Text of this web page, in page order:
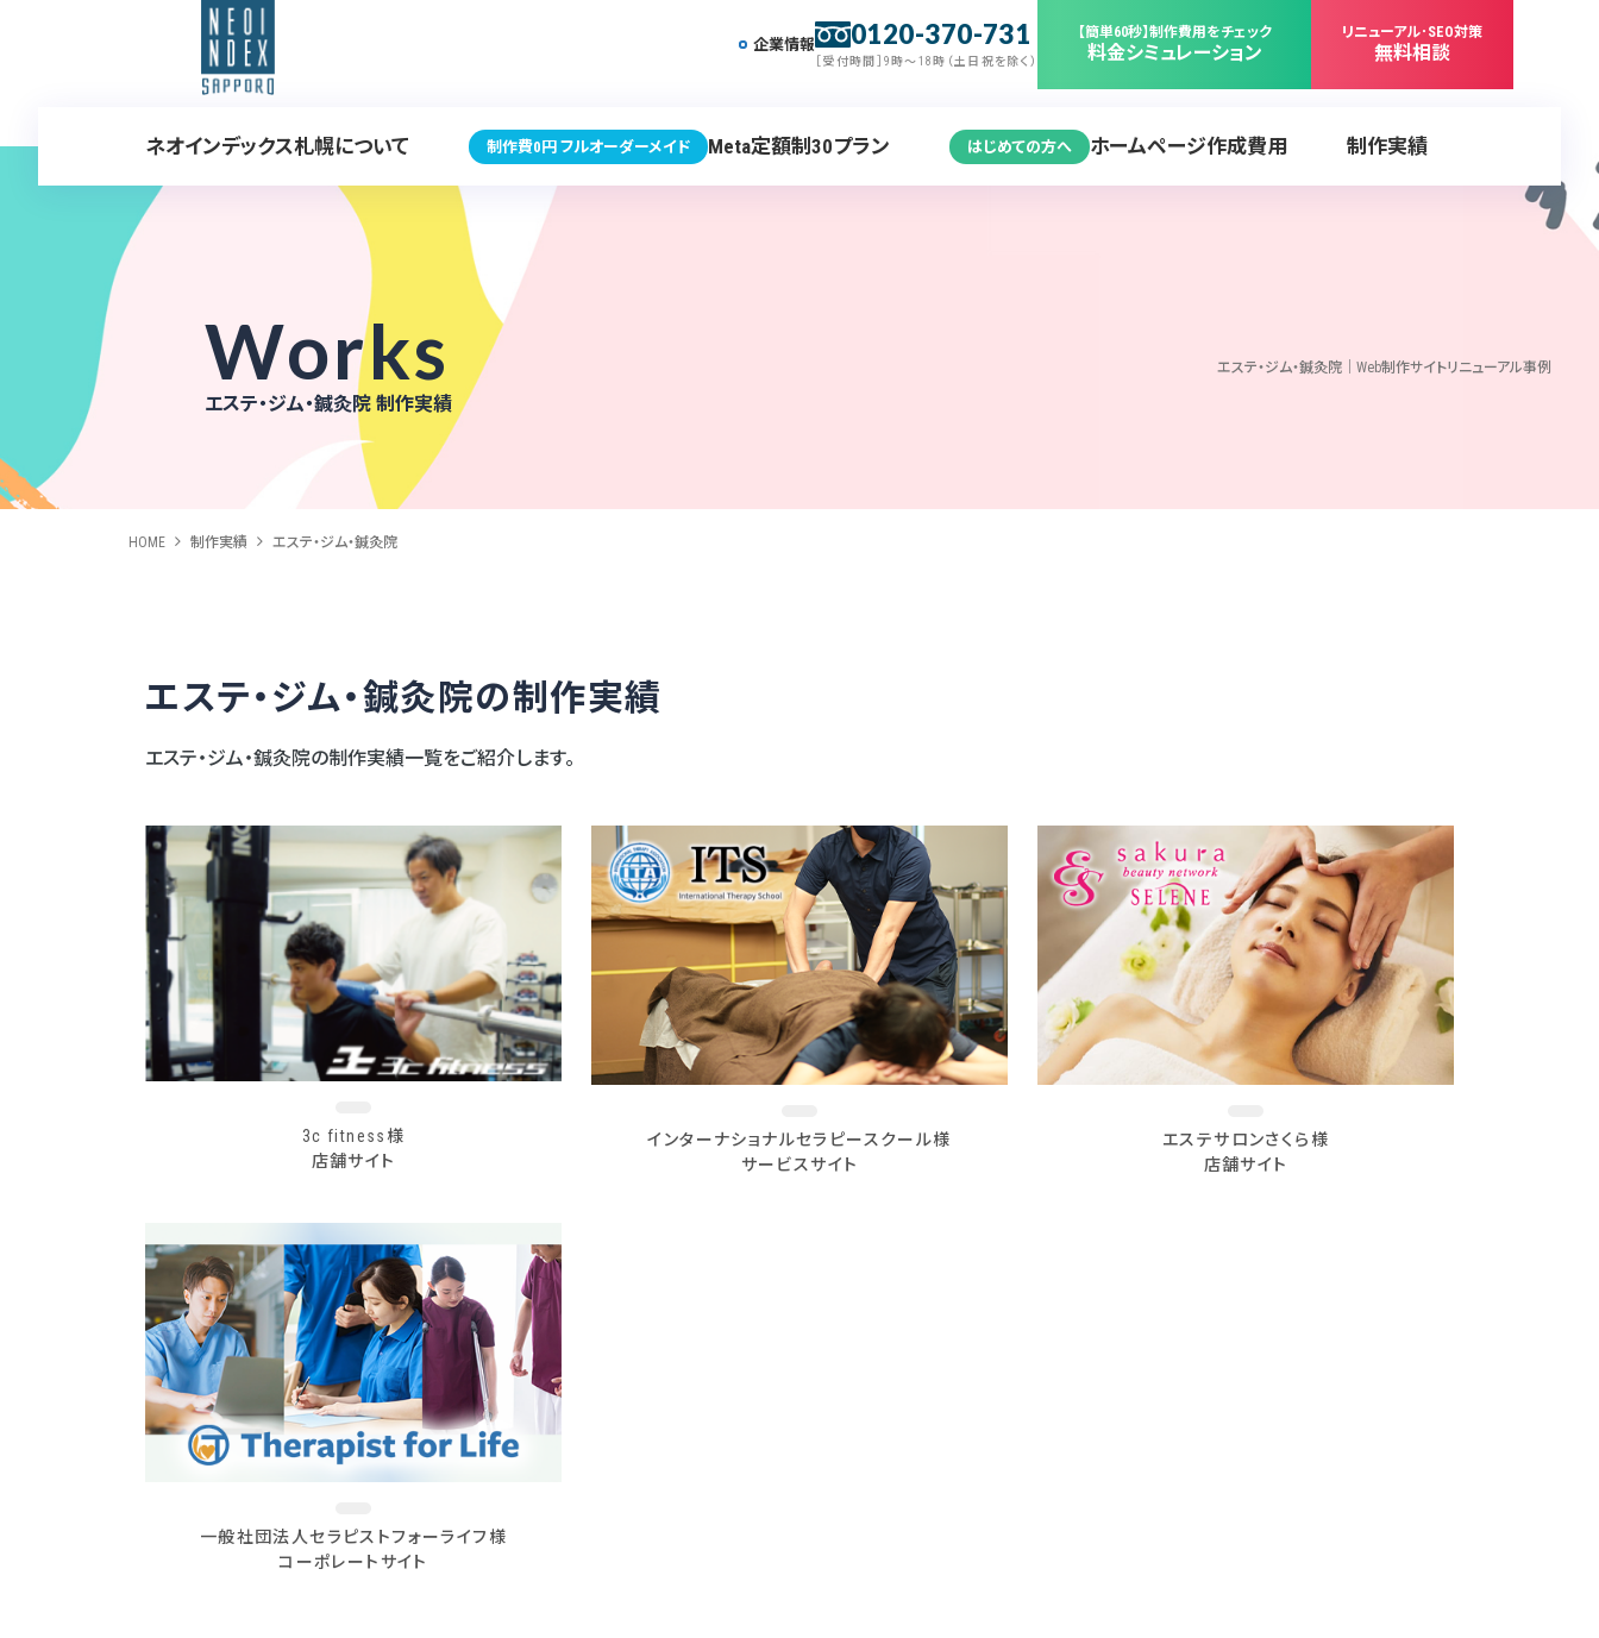
企業情報 0120-370-731
［受付時間］9時～18時（土日祝を除く）
【簡単60秒】制作費用をチェック
料金シミュレーション
リニューアル･SEO対策
無料相談
ネオインデックス札幌について 制作費0円 フルオーダーメイド Meta定額制30プラン はじめての方へ ホームページ作成費用 制作実績
エステ・ジム・鍼灸院｜Web制作サイトリニューアル事例
Works
エステ・ジム・鍼灸院 制作実績
HOME 制作実績 エステ・ジム・鍼灸院
エステ・ジム・鍼灸院の制作実績
エステ・ジム・鍼灸院の制作実績一覧をご紹介します。
3c fitness様
店舗サイト
インターナショナルセラピースクール様
サービスサイト
エステサロンさくら様
店舗サイト
一般社団法人セラピストフォーライフ様
コーポレートサイト